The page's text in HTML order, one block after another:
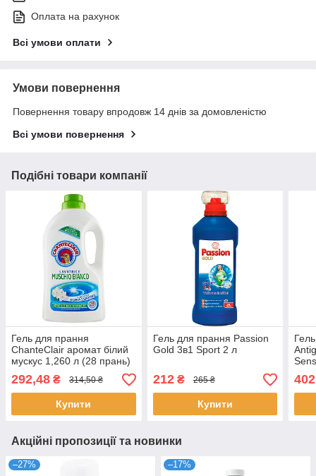
Оплата на рахунок
Всі умови оплати
Умови повернення
Повернення товару впродовж 14 днів за домовленістю
Всі умови повернення
Подібні товари компанії
Гель для прання
ChanteClair аромат білий
мускус 1,260 л (28 прань)
292,48 ₴ 314,50 ₴
Купити
Гель для прання Passion
Gold 3в1 Sport 2 л
212₴ 265 ₴
Купити
Акційні пропозиції та новинки
–27% –17%